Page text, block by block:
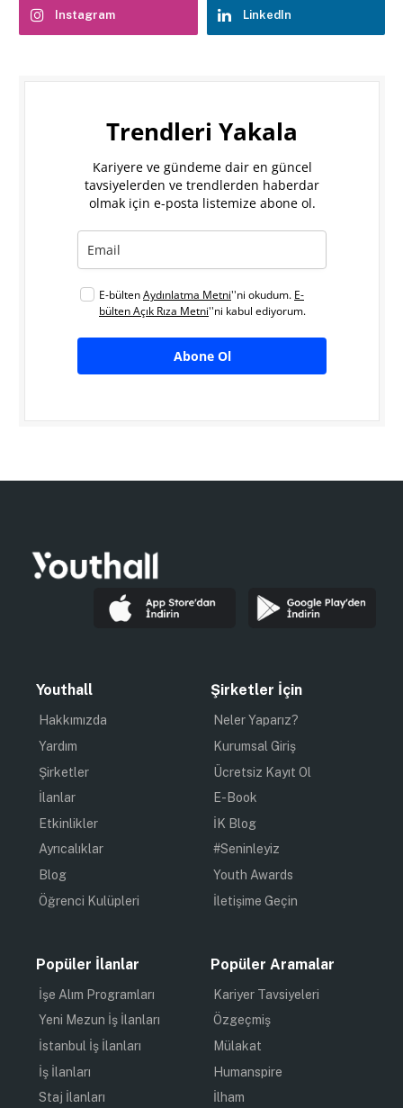
Instagram LinkedIn
Trendleri Yakala
Kariyere ve gündeme dair en güncel
tavsiyelerden ve trendlerden haberdar
olmak için e-posta listemize abone ol.
E-bültenAydınlatma Metni''ni okudum. E-
bülten Açık Rıza Metni''ni kabul ediyorum.
Abone Ol
Youthall
Hakkımızda
Yardım
Şirketler
İlanlar
Etkinlikler
Ayrıcalıklar
Blog
Öğrenci Kulüpleri
Şirketler İçin
Neler Yaparız?
Kurumsal Giriş
Ücretsiz Kayıt Ol
E-Book
İK Blog
#Seninleyiz
Youth Awards
İletişime Geçin
Popüler İlanlar
İşe Alım Programları
Yeni Mezun İş İlanları
İstanbul İş İlanları
İş İlanları
Staj İlanları
Popüler Aramalar
Kariyer Tavsiyeleri
Özgeçmiş
Mülakat
Humanspire
İlham